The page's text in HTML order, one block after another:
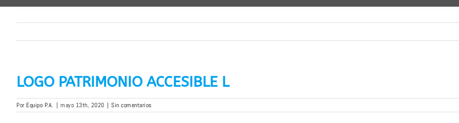
LOGO PATRIMONIO ACCESIBLE L
Por Equipo P.A. | mayo 13th, 2020 | Sin comentarios